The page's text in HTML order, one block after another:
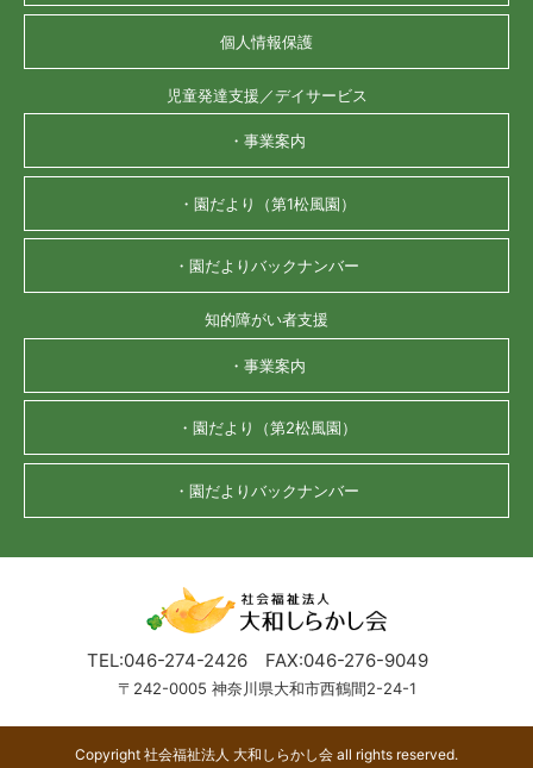
個人情報保護
児童発達支援／デイサービス
・事業案内
・園だより（第1松風園）
・園だよりバックナンバー
知的障がい者支援
・事業案内
・園だより（第2松風園）
・園だよりバックナンバー
TEL:046-274-2426 FAX:046-276-9049
〒242-0005 神奈川県大和市西鶴間2-24-1
Copyright 社会福祉法人 大和しらかし会 all rights reserved.